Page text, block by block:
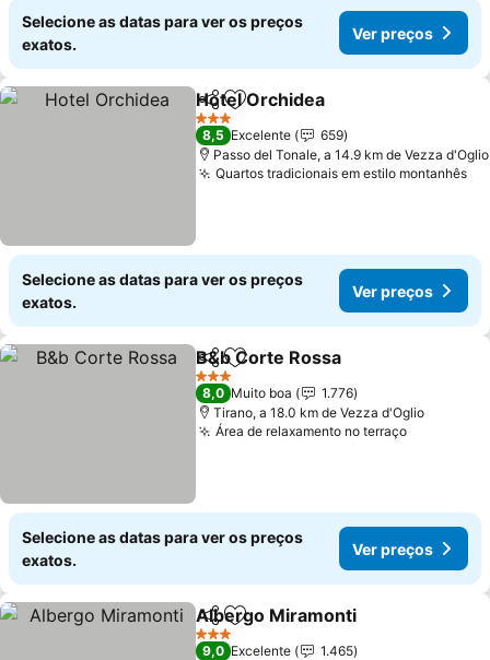
Selecione as datas para ver os preços
exatos.
Ver preços
PartilharAdicionar aos favoritos
Hotel Orchidea
3 Estrelas
8,5 Excelente
659
Passo del Tonale, a 14.9 km de Vezza d'Oglio
Quartos tradicionais em estilo montanhês
Selecione as datas para ver os preços
exatos.
Ver preços
PartilharAdicionar aos favoritos
B&b Corte Rossa
3 Estrelas
8,0 Muito boa
1.776
Tirano, a 18.0 km de Vezza d'Oglio
Área de relaxamento no terraço
Selecione as datas para ver os preços
exatos.
Ver preços
PartilharAdicionar aos favoritos
Albergo Miramonti
3 Estrelas
9,0 Excelente
1.465